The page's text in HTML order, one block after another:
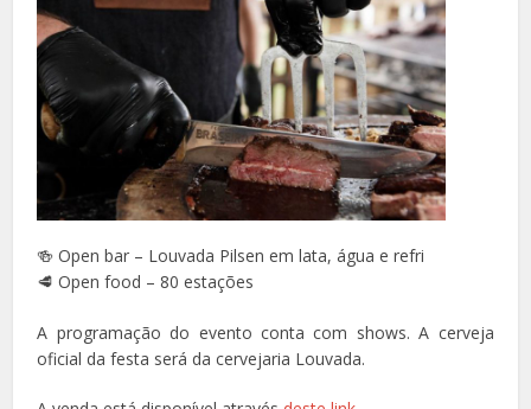
🍻 Open bar – Louvada Pilsen em lata, água e refri
🥩 Open food – 80 estações
A programação do evento conta com shows. A cerveja
oficial da festa será da cervejaria Louvada.